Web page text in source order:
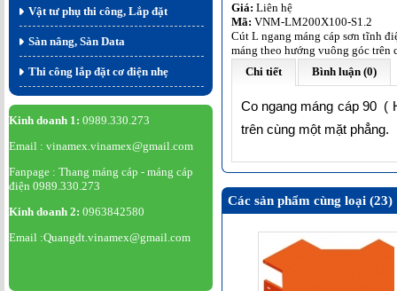
Vật tư phụ thi công, Lắp đặt
Sàn nâng, Sàn Data
Thi công lắp đặt cơ điện nhẹ
Kinh doanh 1: 0989.330.273
Email : vinamex.vinamex@gmail.com
Fanpage : Thang máng cáp - máng cáp
điện 0989.330.273
Kinh doanh 2: 0963842580
Email :Quangdt.vinamex@gmail.com
Giá: Liên hệ
Mã: VNM-LM200X100-S1.2
Cút L ngang máng cáp sơn tĩnh
máng theo hướng vuông góc trên
Chi tiết
Bình luận (0)
Co ngang máng cáp 90 (
trên cùng một mặt phẳng.
Các sản phẩm cùng loại (23)